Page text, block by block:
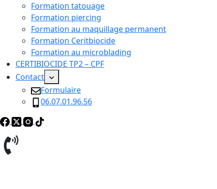
Formation tatouage
Formation piercing
Formation au maquillage permanent
Formation Ceritbiocide
Formation au microblading
CERTIBIOCIDE TP2 – CPF
Contact
Formulaire
06.07.01.96.56